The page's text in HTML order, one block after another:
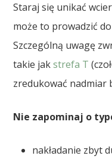
Staraj się unikać
może to prowadzić
Szczególną uwagę
takie jakstrefa T
zredukować nadmiar
Nie zapominaj o
nakładanie zbyt